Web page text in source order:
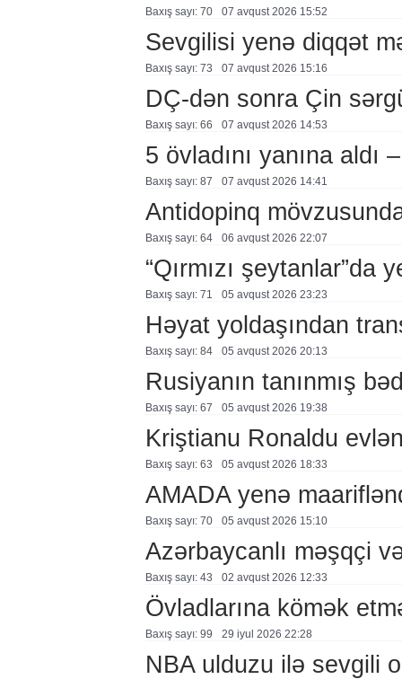
Baxış sayı: 70 07 avqust 2026 15:52
Sevgilisi yenə diqqət
Baxış sayı: 73 07 avqust 2026 15:16
DÇ-dən sonra Çin
Baxış sayı: 66 07 avqust 2026 14:53
5 övladını yanına aldı
Baxış sayı: 87 07 avqust 2026 14:41
Antidopinq
Baxış sayı: 64 06 avqust 2026 22:07
“Qırmızı şeytanlar”da
Baxış sayı: 71 05 avqust 2026 23:23
Həyat yoldaşından
Baxış sayı: 84 05 avqust 2026 20:13
Rusiyanın tanınmış
Baxış sayı: 67 05 avqust 2026 19:38
Kriştianu Ronaldu
Baxış sayı: 63 05 avqust 2026 18:33
AMADA yenə
Baxış sayı: 70 05 avqust 2026 15:10
Azərbaycanlı məşqçi
Baxış sayı: 43 02 avqust 2026 12:33
Övladlarına kömək
Baxış sayı: 99 29 i̇yul 2026 22:28
NBA ulduzu ilə sevgili